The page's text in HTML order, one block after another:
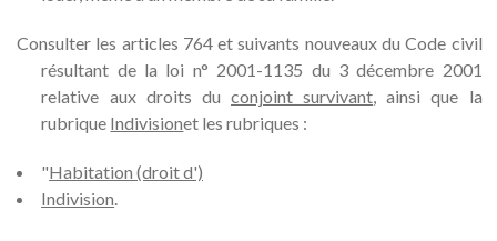
Consulter les articles 764 et suivants nouveaux du Code civil
résultant de la loi n° 2001-1135 du 3 décembre 2001
relative aux droits du conjoint survivant, ainsi que la
rubrique Indivisionet les rubriques :
"Habitation (droit d')
Indivision.